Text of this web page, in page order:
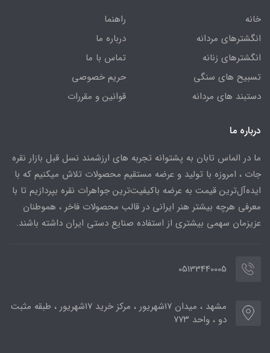
خانه
انگشترهای مردانه
انگشترهای زنانه
تسبیح های سنگی
دستبند های مردانه
راهنما
درباره ما
تماس با ما
حریم خصوصی
قوانین و مقررات
درباره ما
ما در الماس تابان به پشتوانه تجربه های ارزشمند نسل قبل بازار نقره
جات ، امروزه با تولید و عرضه مستقیم محصولات تلاش میکنیم که با
ایده‌آل‌ترین قیمت به عرضه باکیفیت‌ترین جواهرات نقره بپردازیم تا با
معرفی هرچه بیشتر هنر ایرانی در قالب محصولات فاخر ، هموطنان
عزیزمان سهمی بیشتری از استفاده صنایع دستی ایران داشته باشند.
05133440005
مشهد ، میدان ۱۷شهریور ، مرکز خرید ۱۷شهریور ، طبقه مثبت
دو ، واحد ۷۷۳